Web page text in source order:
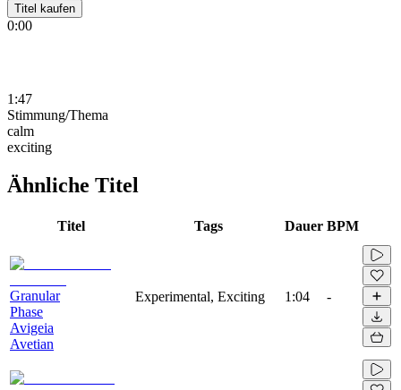
Titel kaufen
0:00
1:47
Stimmung/Thema
calm
exciting
Ähnliche Titel
Titel Tags Dauer BPM
Granular
Phase
Avigeia
Avetian
Experimental, Exciting 1:04 -